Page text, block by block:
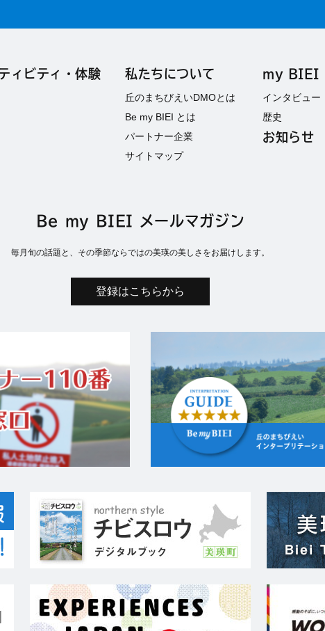
ィビティ・体験 私たちについて
丘のまちびえいDMOとは
Be my BIEI とは
パートナー企業
サイトマップ
my BIEI
インタビュー
歴史
お知らせ
Be my BIEI メールマガジン
毎月旬の話題と、その季節ならではの美瑛の美しさをお届けします。
登録はこちらから